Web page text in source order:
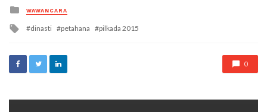
Posted
in
WAWANCARA
Tagged
dinasti petahana pilkada 2015
0